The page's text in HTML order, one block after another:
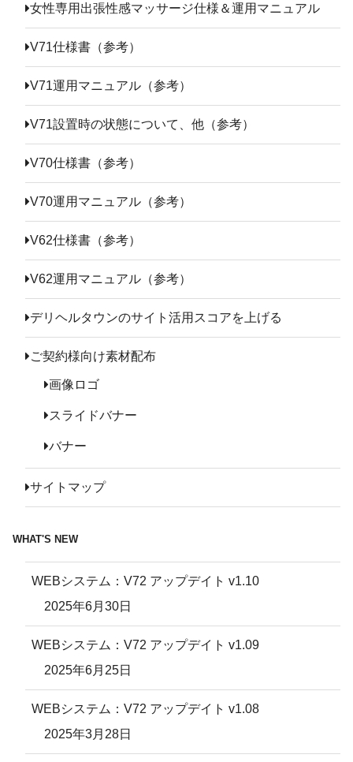
女性専用出張性感マッサージ仕様＆運用マニュアル
V71仕様書（参考）
V71運用マニュアル（参考）
V71設置時の状態について、他（参考）
V70仕様書（参考）
V70運用マニュアル（参考）
V62仕様書（参考）
V62運用マニュアル（参考）
デリヘルタウンのサイト活用スコアを上げる
ご契約様向け素材配布
画像ロゴ
スライドバナー
バナー
サイトマップ
WHAT'S NEW
WEBシステム：V72 アップデイト v1.10
2025年6月30日
WEBシステム：V72 アップデイト v1.09
2025年6月25日
WEBシステム：V72 アップデイト v1.08
2025年3月28日